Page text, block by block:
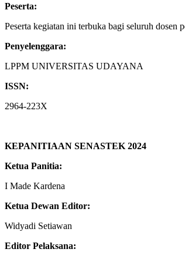
Peserta:
Peserta kegiatan ini terbuka bagi seluruh dosen
Penyelenggara:
LPPM UNIVERSITAS UDAYANA
ISSN:
2964-223X
KEPANITIAAN SENASTEK 2024
Ketua Panitia:
I Made Kardena
Ketua Dewan Editor:
Widyadi Setiawan
Editor Pelaksana: